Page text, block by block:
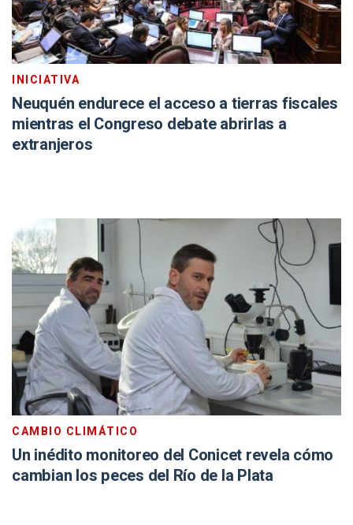
INICIATIVA
Neuquén endurece el acceso a tierras fiscales
mientras el Congreso debate abrirlas a
extranjeros
CAMBIO CLIMÁTICO
Un inédito monitoreo del Conicet revela cómo
cambian los peces del Río de la Plata